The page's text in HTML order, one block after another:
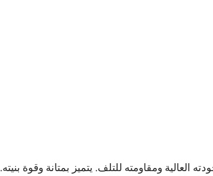
العالية ومقاومته للتلف. يتميز بمتانة وقوة بنيته.